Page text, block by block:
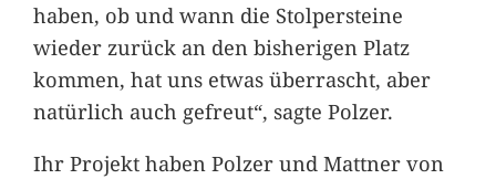
haben, ob und wann die Stolpersteine
wieder zurück an den bisherigen Platz
kommen, hat uns etwas überrascht, aber
natürlich auch gefreut“, sagte Polzer.
Ihr Projekt haben Polzer und Mattner von